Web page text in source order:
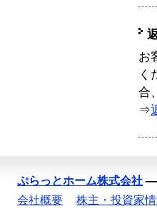
お
く
合
⇒
ぷらっとホーム株式会社 —
会社概要
株主・投資家